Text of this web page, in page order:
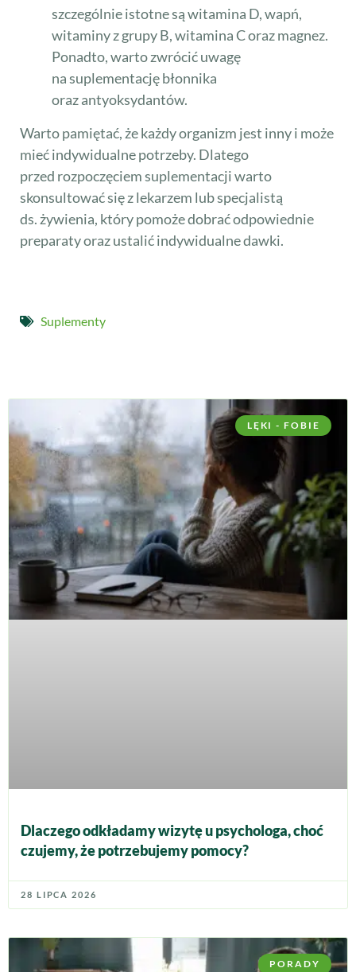
szczególnie istotne są witamina D, wapń,
witaminy z grupy B, witamina C oraz magnez.
Ponadto, warto zwrócić uwagę
na suplementację błonnika
oraz antyoksydantów.
Warto pamiętać, że każdy organizm jest inny i może
mieć indywidualne potrzeby. Dlatego
przed rozpoczęciem suplementacji warto
skonsultować się z lekarzem lub specjalistą
ds. żywienia, który pomoże dobrać odpowiednie
preparaty oraz ustalić indywidualne dawki.
Suplementy
LĘKI - FOBIE
Dlaczego odkładamy wizytę u psychologa, choć
czujemy, że potrzebujemy pomocy?
28 LIPCA 2026
PORADY